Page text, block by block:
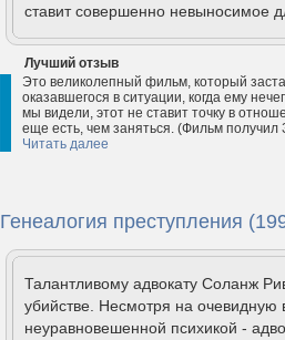
ставит совершенно невыносимое
Лучший отзыв
Это великолепный фильм, который
оказавшегося в ситуации, когда ему
мы видели, этот не ставит точку в
еще есть, чем заняться. (Фильм
Читать далее
Генеалогия преступления
Талантливому адвокату Соланж
убийстве. Несмотря на очевидную
неуравновешенной психикой -